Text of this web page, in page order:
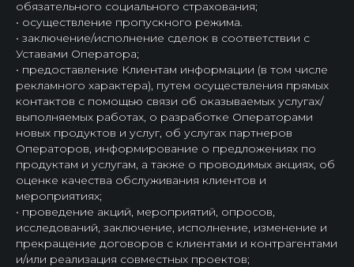
обязательного социального страхования;
• осуществление пропускного режима.
• заключение/исполнение сделок в соответствии с
Уставами Оператора;
• предоставление Клиентам информации (в том числе
рекламного характера), путем осуществления прямых
контактов с помощью связи об оказываемых услугах/
выполняемых работах, о разработке Операторами
новых продуктов и услуг, об услугах партнеров
Операторов, информирование о предложениях по
продуктам и услугам, а также о проводимых акциях, об
оценке качества обслуживания клиентов и
мероприятиях;
• проведение акций, мероприятий, опросов,
исследований, заключение, исполнение, изменение и
прекращение договоров с клиентами и контрагентами
и/или реализация совместных проектов;